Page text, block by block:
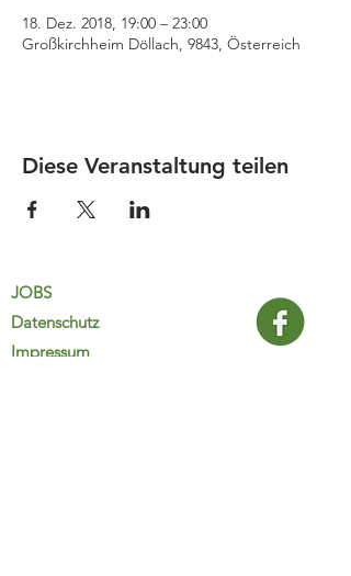
18. Dez. 2018, 19:00 – 23:00
Großkirchheim Döllach, 9843, Österreich
Diese Veranstaltung teilen
JOBS
Datenschutz
Impressum